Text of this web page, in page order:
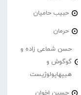
حبیب حامیان
حرمان
حسن شماعی زاده و
گوگوش و
هیپهاپولوژیست
حسین اخوان